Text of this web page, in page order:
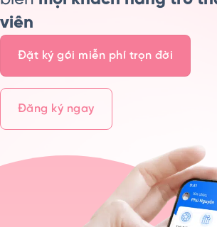
viên
Đặt ký gói miễn phí trọn đời
Đăng ký ngay